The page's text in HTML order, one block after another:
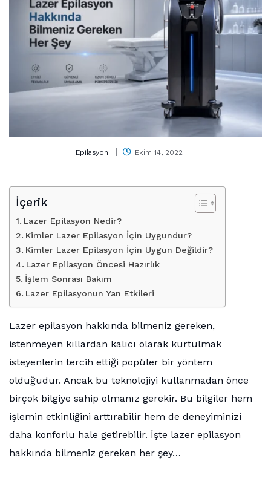
Epilasyon Ekim 14, 2022
İçerik
Lazer Epilasyon Nedir?
Kimler Lazer Epilasyon İçin Uygundur?
Kimler Lazer Epilasyon İçin Uygun Değildir?
Lazer Epilasyon Öncesi Hazırlık
İşlem Sonrası Bakım
Lazer Epilasyonun Yan Etkileri
Lazer epilasyon hakkında bilmeniz gereken,
istenmeyen kıllardan kalıcı olarak kurtulmak
isteyenlerin tercih ettiği popüler bir yöntem
olduğudur. Ancak bu teknolojiyi kullanmadan önce
birçok bilgiye sahip olmanız gerekir. Bu bilgiler hem
işlemin etkinliğini arttırabilir hem de deneyiminizi
daha konforlu hale getirebilir. İşte lazer epilasyon
hakkında bilmeniz gereken her şey…